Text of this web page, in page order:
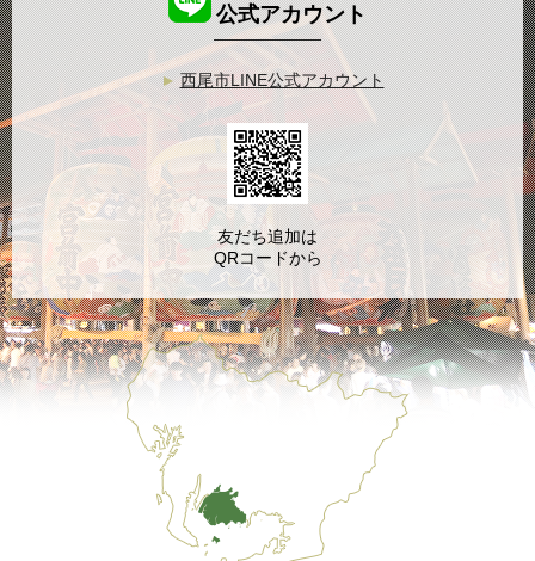
公式アカウント
西尾市LINE公式アカウント
友だち追加は
QRコードから